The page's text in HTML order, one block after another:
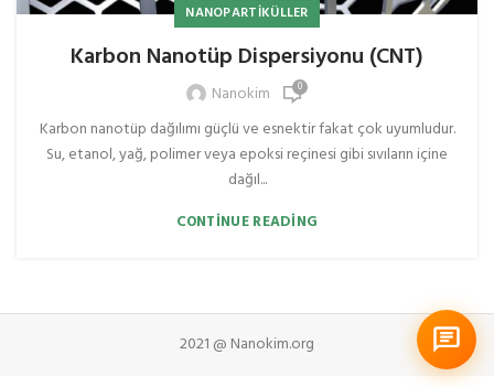
NANOPARTIKÜLLER
Karbon Nanotüp Dispersiyonu (CNT)
Nanokim 0
Karbon nanotüp dağılımı güçlü ve esnektir fakat çok uyumludur.
Su, etanol, yağ, polimer veya epoksi reçinesi gibi sıvıların içine
dağıl...
CONTINUE READING
2021 @ Nanokim.org